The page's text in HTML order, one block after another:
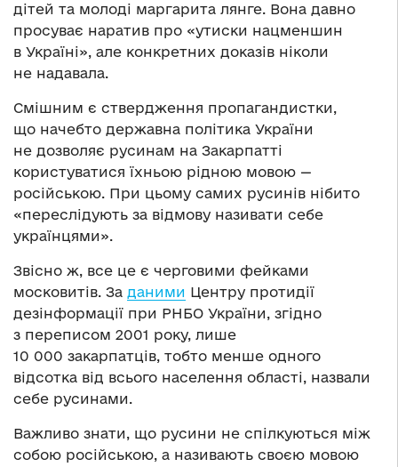
дітей та молоді маргарита лянге. Вона давно
просуває наратив про «утиски нацменшин
в Україні», але конкретних доказів ніколи
не надавала.
Смішним є ствердження пропагандистки,
що начебто державна політика України
не дозволяє русинам на Закарпатті
користуватися їхньою рідною мовою —
російською. При цьому самих русинів нібито
«переслідують за відмову називати себе
українцями».
Звісно ж, все це є черговими фейками
московитів. За даними Центру протидії
дезінформації при РНБО України, згідно
з переписом 2001 року, лише
10 000 закарпатців, тобто менше одного
відсотка від всього населення області, назвали
себе русинами.
Важливо знати, що русини не спілкуються між
собою російською, а називають своєю мовою